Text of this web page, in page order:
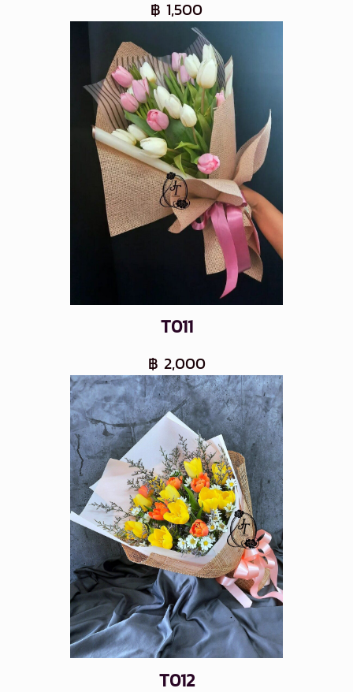
฿ 1,500
T011
฿ 2,000
T012